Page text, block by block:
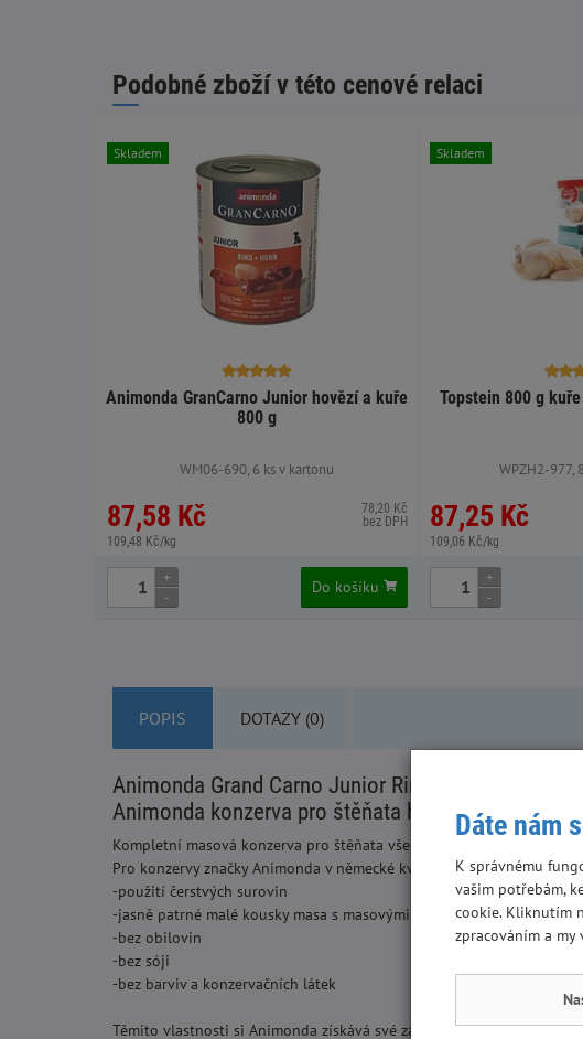
Podobné zboží v této cenové relaci
Animonda GranCarno Junior hovězí a kuře
800 g
WM06-690, 6 ks v kartonu
87,58 Kč
109,48 Kč/kg
78,20 Kč
bez DPH
Skladem
+
-
Do košíku
Topstein 800 g
WPZH2-977,
87,25 Kč
109,06 Kč/kg
Skladem
+
-
POPIS DOTAZY (0)
Animonda Grand Carno Junior Rind + Putenherzen
Animonda konzerva pro štěňata hovězí a krůtí srdce
Kompletní masová konzerva pro štěňata všech plemen pokrývající
Pro konzervy značky Animonda v německé kvalitě platí :
-použití čerstvých surovin
-jasně patrné malé kousky masa s masovými vlákny – žádné
-bez obilovin
-bez sóji
-bez barviv a konzervačních látek
Těmito vlastnosti si Animonda získává své zákazníky a jejich psy.
Dáte nám
K správnému
vašim potřebám,
cookie. Kliknutím
zpracováním a